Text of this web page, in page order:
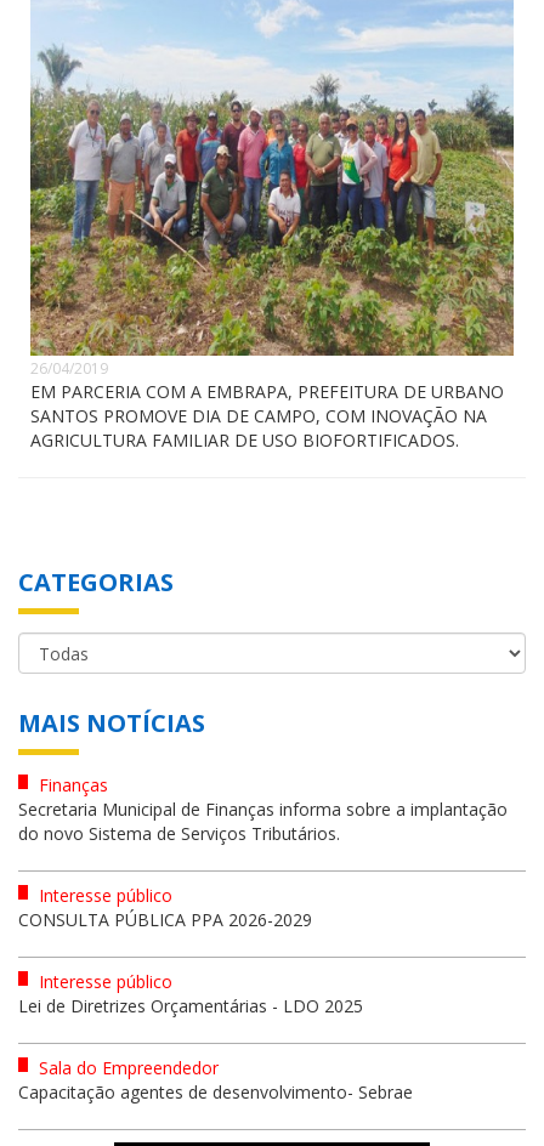
26/04/2019
EM PARCERIA COM A EMBRAPA, PREFEITURA DE URBANO
SANTOS PROMOVE DIA DE CAMPO, COM INOVAÇÃO NA
AGRICULTURA FAMILIAR DE USO BIOFORTIFICADOS.
CATEGORIAS
MAIS NOTÍCIAS
Finanças
Secretaria Municipal de Finanças informa sobre a implantação
do novo Sistema de Serviços Tributários.
Interesse público
CONSULTA PÚBLICA PPA 2026-2029
Interesse público
Lei de Diretrizes Orçamentárias - LDO 2025
Sala do Empreendedor
Capacitação agentes de desenvolvimento- Sebrae